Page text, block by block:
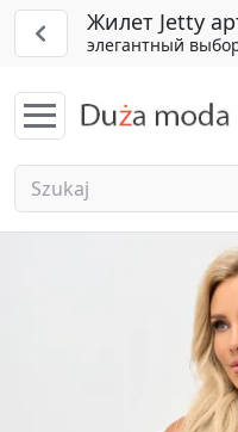
Жилет Jetty
элегантный